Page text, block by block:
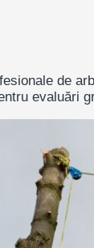
de
evaluări